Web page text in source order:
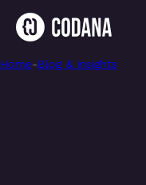
Home-Blog & insights
-
Snelle